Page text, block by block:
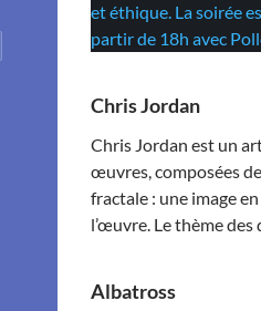
et éthique. La soirée
partir de 18h avec
Chris Jordan
Chris Jordan est un
œuvres, composées
fractale : une image
l’œuvre. Le thème
Albatross